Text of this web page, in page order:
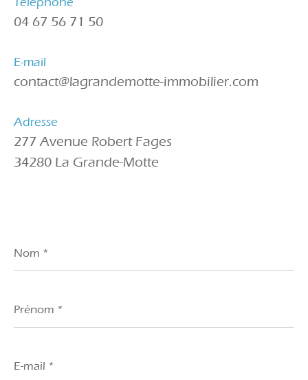
04 67 56 71 50
E-mail
contact@lagrandemotte-immobilier.com
Adresse
277 Avenue Robert Fages
34280 La Grande-Motte
*
*
mail
*